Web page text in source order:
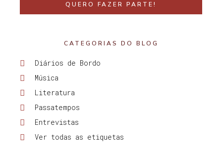
QUERO FAZER PARTE!
CATEGORIAS DO BLOG
Diários de Bordo
Música
Literatura
Passatempos
Entrevistas
Ver todas as etiquetas